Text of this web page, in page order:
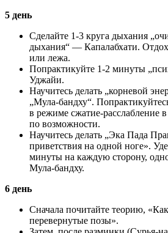
5 день
Сделайте 1-3 круга дыхания
дыхания“ — Капалабхати.
или лежа.
Попрактикуйте 1-2 минуты
Уджайи.
Научитесь делать „корневой
„Мула-бандху“.
в режиме сжатие-расслабление
по возможности.
Научитесь делать „Эка Пада
приветствия на одной ноге».
минуты на каждую сторону,
Мула-бандху.
6 день
Сначала почитайте теорию, «Как
перевернутые позы».